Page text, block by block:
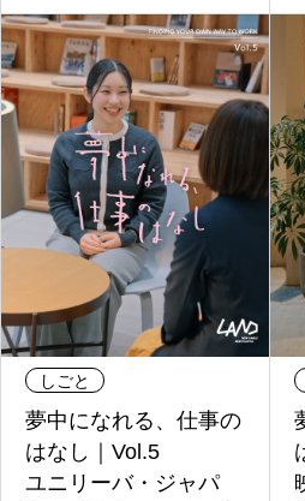
ショッピング トラベル
連載一
#健康LAND
しごと
夢中になれる、仕事の
はなし｜Vol.5
ユニリーバ・ジャパ